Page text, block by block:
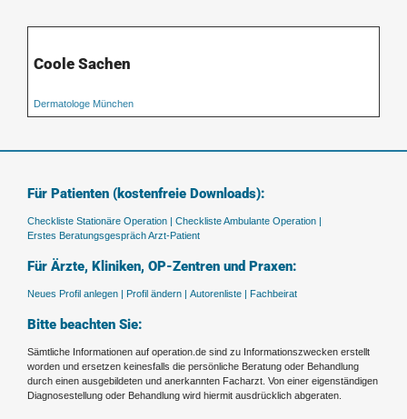
Coole Sachen
Dermatologe München
Für Patienten (kostenfreie Downloads):
Checkliste Stationäre Operation |
Checkliste Ambulante Operation |
Erstes Beratungsgespräch Arzt-Patient
Für Ärzte, Kliniken, OP-Zentren und Praxen:
Neues Profil anlegen | Profil ändern | Autorenliste | Fachbeirat
Bitte beachten Sie:
Sämtliche Informationen auf operation.de sind zu Informationszwecken erstellt
worden und ersetzen keinesfalls die persönliche Beratung oder Behandlung
durch einen ausgebildeten und anerkannten Facharzt. Von einer eigenständigen
Diagnosestellung oder Behandlung wird hiermit ausdrücklich abgeraten.